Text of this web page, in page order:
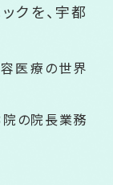
クを、 宇都
医療の世界
の院長業務